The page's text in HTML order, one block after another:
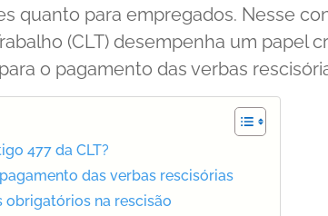
quanto para empregados. Nesse
(CLT) desempenha um papel
o pagamento das verbas
477 da CLT?
das verbas rescisórias
obrigatórios na rescisão